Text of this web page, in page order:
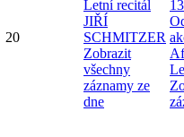
20
Letní recitál
JIŘÍ
SCHMITZER
Zobrazit
všechny
záznamy ze
dne